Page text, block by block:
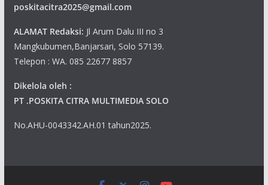
poskitacitra2025@gmail.com
ALAMAT Redaksi: Jl Arum Dalu III no 3
Mangkubumen,Banjarsari, Solo 57139.
Telepon : WA. 085 22677 8857
Dikelola oleh :
PT .POSKITA CITRA MULTIMEDIA SOLO
No.AHU-0043342.AH.01 tahun2025.